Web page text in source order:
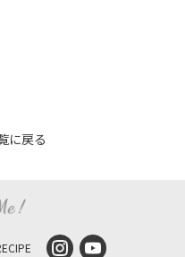
に戻る